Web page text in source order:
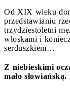
Od XIX wieku
przedstawianiu
trzydziestoletni
włoskami i
serduszkiem…
Z niebieskimi
mało słowiańską.